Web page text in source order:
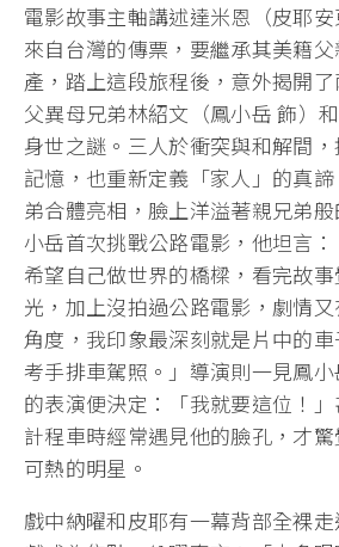
電影故事主軸講述達米恩（皮耶
來自台灣的傳票，要繼承其美籍
產，踏上這段旅程後，意外揭開
父異母兄弟林紹文（鳳小岳 飾）
身世之謎。三人於衝突與和解間
記憶，也重新定義「家人」的真
弟合體亮相，臉上洋溢著親兄弟
小岳首次挑戰公路電影，他坦言
希望自己做世界的橋樑，看完故
光，加上沒拍過公路電影，劇情
角度，我印象最深刻就是片中的
考手排車駕照。」導演則一見鳳小
的表演便決定：「我就要這位！
計程車時經常遇見他的臉孔，才
可熱的明星。
戲中納曜和皮耶有一幕背部全裸